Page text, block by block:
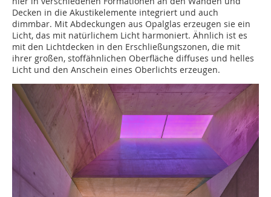
Decken in die Akustikelemente integriert und auch
dimmbar. Mit Abdeckungen aus Opalglas erzeugen sie ein
Licht, das mit natürlichem Licht harmoniert. Ähnlich ist es
mit den Lichtdecken in den Erschließungszonen, die mit
ihrer großen, stoffähnlichen Oberfläche diffuses und helles
Licht und den Anschein eines Oberlichts erzeugen.